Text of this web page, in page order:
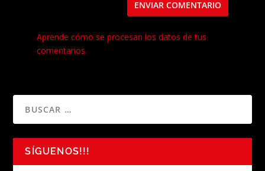
Aprende cómo se procesan los datos de tus
comentarios.
SÍGUENOS!!!